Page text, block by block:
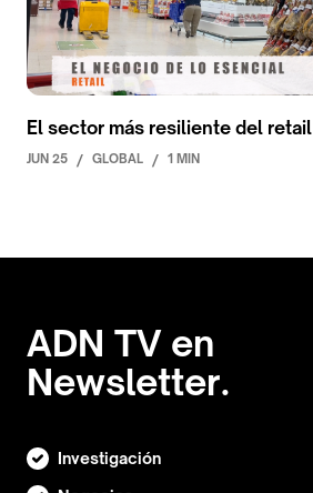
El sector más resiliente del retail
JUN 25 / GLOBAL / 1 MIN
ADN TV en
Newsletter.
Investigación